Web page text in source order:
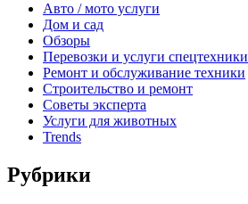
Авто / мото услуги
Дом и сад
Обзоры
Перевозки и услуги спецтехники
Ремонт и обслуживание техники
Строительство и ремонт
Советы эксперта
Услуги для животных
Trends
Рубрики